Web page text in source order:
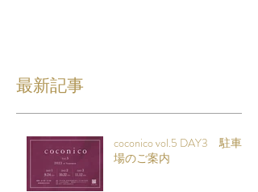
最新記事
coconico vol.5 DAY3 駐車
場のご案内